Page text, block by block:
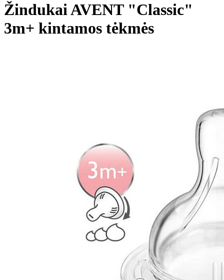
Žindukai AVENT "Classic"
3m+ kintamos tėkmės